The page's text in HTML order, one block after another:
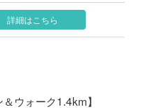
詳細はこちら
ウォーク1.4km】